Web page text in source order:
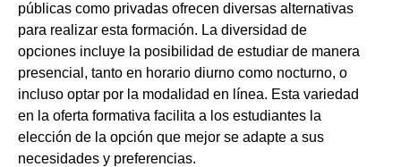
públicas como privadas ofrecen diversas alternativas
para realizar esta formación. La diversidad de
opciones incluye la posibilidad de estudiar de manera
presencial, tanto en horario diurno como nocturno, o
incluso optar por la modalidad en línea. Esta variedad
en la oferta formativa facilita a los estudiantes la
elección de la opción que mejor se adapte a sus
necesidades y preferencias.